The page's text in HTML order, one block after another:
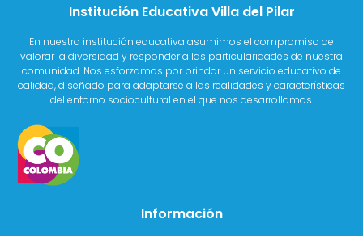
Institución Educativa Villa del Pilar
En nuestra institución educativa asumimos el compromiso de
valorar la diversidad y responder a las particularidades de nuestra
comunidad. Nos esforzamos por brindar un servicio educativo de
calidad, diseñado para adaptarse a las realidades y características
del entorno sociocultural en el que nos desarrollamos.
Información